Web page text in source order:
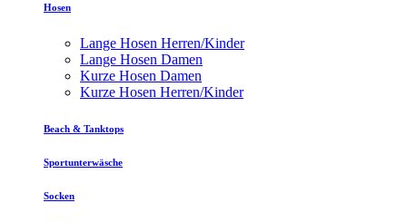
Hosen
Lange Hosen Herren/Kinder
Lange Hosen Damen
Kurze Hosen Damen
Kurze Hosen Herren/Kinder
Beach & Tanktops
Sportunterwäsche
Socken